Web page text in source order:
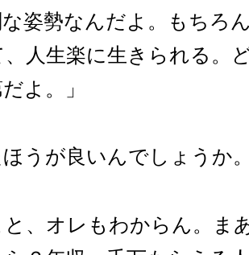
姿勢なんだよ。もちろ
人生楽に生きられる。
よ。」
ほうが良いんでしょうか
と、オレもわからん。ま